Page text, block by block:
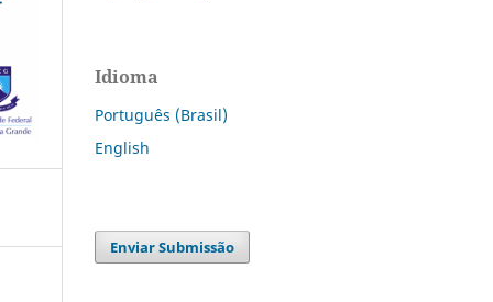
Idioma
Português (Brasil)
English
Enviar Submissão